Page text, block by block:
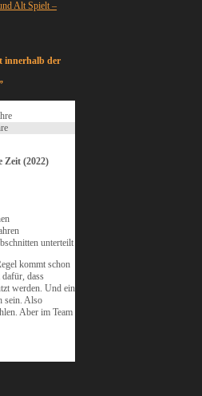
Alt Spielt –
innerhalb der
Zeit (2022)
unterteilt
kommt schon
dass
werden. Und ein
sein. Also
Aber im Team